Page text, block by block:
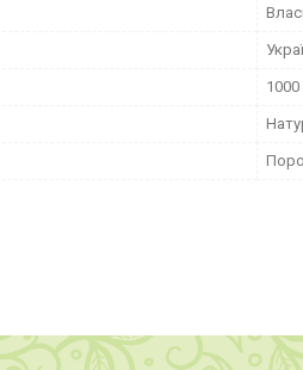
1000